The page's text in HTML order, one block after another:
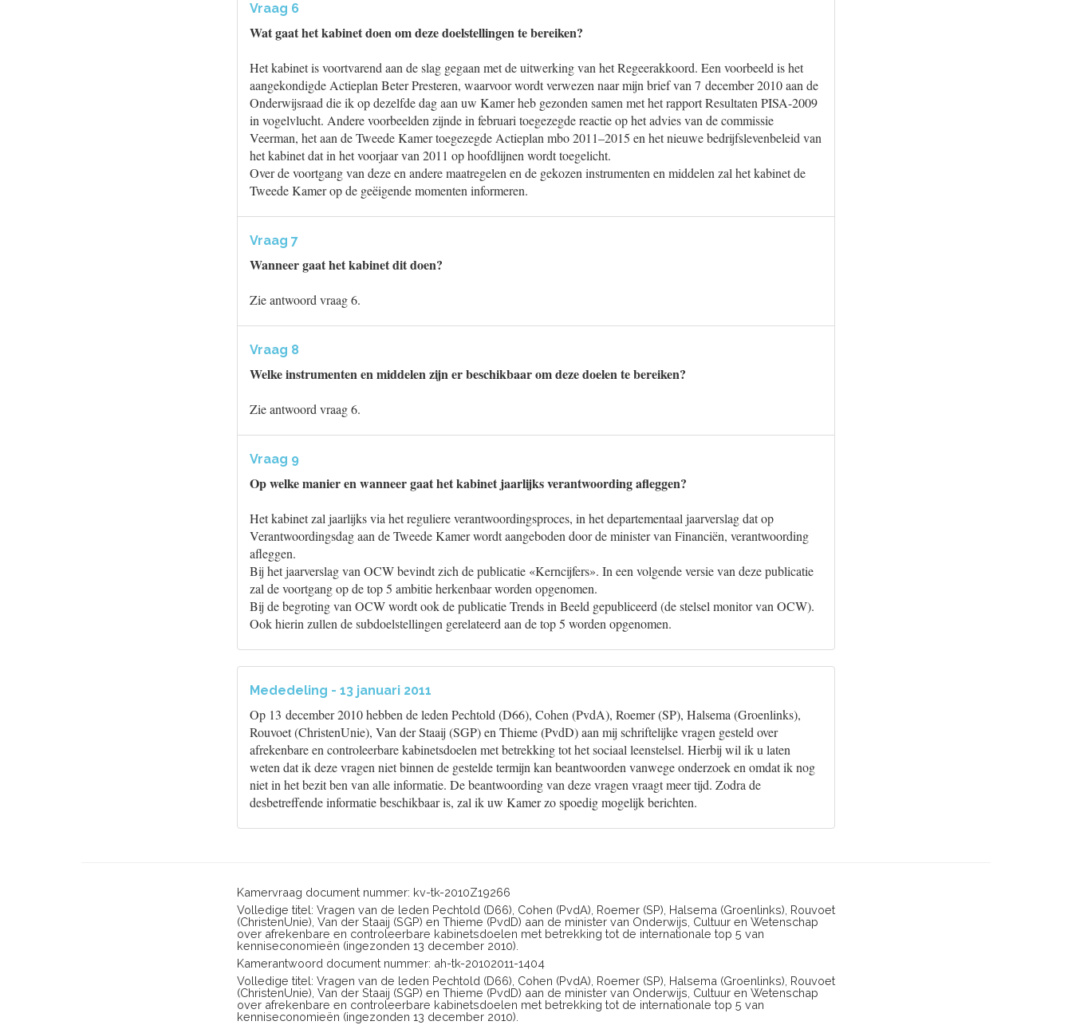
Vraag 6
Wat gaat het kabinet doen om deze doelstellingen te bereiken?
Het kabinet is voortvarend aan de slag gegaan met de uitwerking van het Regeerakkoord. Een voorbeeld is het
aangekondigde Actieplan Beter Presteren, waarvoor wordt verwezen naar mijn brief van 7 december 2010 aan de
Onderwijsraad die ik op dezelfde dag aan uw Kamer heb gezonden samen met het rapport Resultaten PISA-2009
in vogelvlucht. Andere voorbeelden zijnde in februari toegezegde reactie op het advies van de commissie
Veerman, het aan de Tweede Kamer toegezegde Actieplan mbo 2011–2015 en het nieuwe bedrijfslevenbeleid van
het kabinet dat in het voorjaar van 2011 op hoofdlijnen wordt toegelicht.
Over de voortgang van deze en andere maatregelen en de gekozen instrumenten en middelen zal het kabinet de
Tweede Kamer op de geëigende momenten informeren.
Vraag 7
Wanneer gaat het kabinet dit doen?
Zie antwoord vraag 6.
Vraag 8
Welke instrumenten en middelen zijn er beschikbaar om deze doelen te bereiken?
Zie antwoord vraag 6.
Vraag 9
Op welke manier en wanneer gaat het kabinet jaarlijks verantwoording afleggen?
Het kabinet zal jaarlijks via het reguliere verantwoordingsproces, in het departementaal jaarverslag dat op
Verantwoordingsdag aan de Tweede Kamer wordt aangeboden door de minister van Financiën, verantwoording
afleggen.
Bij het jaarverslag van OCW bevindt zich de publicatie «Kerncijfers». In een volgende versie van deze publicatie
zal de voortgang op de top 5 ambitie herkenbaar worden opgenomen.
Bij de begroting van OCW wordt ook de publicatie Trends in Beeld gepubliceerd (de stelsel monitor van OCW).
Ook hierin zullen de subdoelstellingen gerelateerd aan de top 5 worden opgenomen.
Mededeling - 13 januari 2011
Op 13 december 2010 hebben de leden Pechtold (D66), Cohen (PvdA), Roemer (SP), Halsema (Groenlinks),
Rouvoet (ChristenUnie), Van der Staaij (SGP) en Thieme (PvdD) aan mij schriftelijke vragen gesteld over
afrekenbare en controleerbare kabinetsdoelen met betrekking tot het sociaal leenstelsel. Hierbij wil ik u laten
weten dat ik deze vragen niet binnen de gestelde termijn kan beantwoorden vanwege onderzoek en omdat ik nog
niet in het bezit ben van alle informatie. De beantwoording van deze vragen vraagt meer tijd. Zodra de
desbetreffende informatie beschikbaar is, zal ik uw Kamer zo spoedig mogelijk berichten.
Kamervraag document nummer: kv-tk-2010Z19266
Volledige titel: Vragen van de leden Pechtold (D66), Cohen (PvdA), Roemer (SP), Halsema (Groenlinks), Rouvoet
(ChristenUnie), Van der Staaij (SGP) en Thieme (PvdD) aan de minister van Onderwijs, Cultuur en Wetenschap
over afrekenbare en controleerbare kabinetsdoelen met betrekking tot de internationale top 5 van
kenniseconomieën (ingezonden 13 december 2010).
Kamerantwoord document nummer: ah-tk-20102011-1404
Volledige titel: Vragen van de leden Pechtold (D66), Cohen (PvdA), Roemer (SP), Halsema (Groenlinks), Rouvoet
(ChristenUnie), Van der Staaij (SGP) en Thieme (PvdD) aan de minister van Onderwijs, Cultuur en Wetenschap
over afrekenbare en controleerbare kabinetsdoelen met betrekking tot de internationale top 5 van
kenniseconomieën (ingezonden 13 december 2010).